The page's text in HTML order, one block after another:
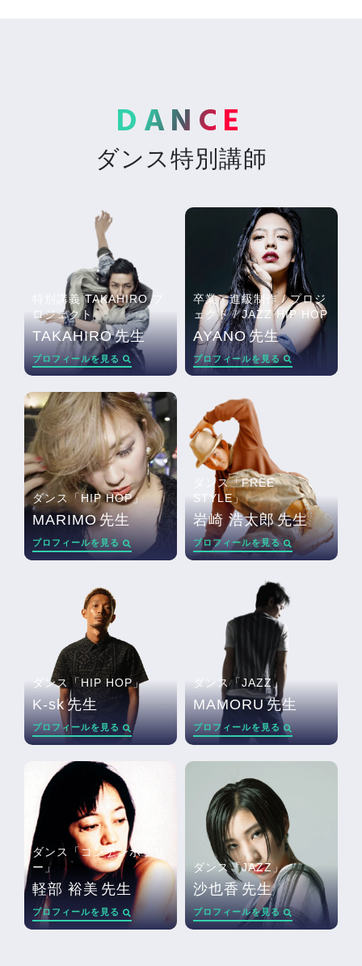
DANCE
ダンス特別講師
特別講義 TAKAHIRO プ
ロジェクト
TAKAHIRO先生
プロフィールを見る
卒業・進級制作 / プロジ
ェクト / JAZZ HIP HOP
AYANO先生
プロフィールを見る
ダンス「HIP HOP」
MARIMO先生
プロフィールを見る
ダンス「FREE
STYLE」
岩崎 浩太郎先生
プロフィールを見る
ダンス「HIP HOP」
K-sk 先生
プロフィールを見る
ダンス「JAZZ」
MAMORU 先生
プロフィールを見る
ダンス「コンテンポラリ
ー」
軽部 裕美 先生
プロフィールを見る
ダンス「JAZZ」
沙也香先生
プロフィールを見る